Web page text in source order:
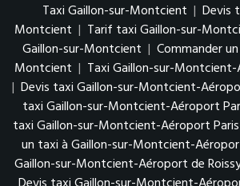
Taxi Gaillon-sur-Montcient | Devis
Montcient | Tarif taxi Gaillon-sur-
Gaillon-sur-Montcient | Commander
Montcient | Taxi Gaillon-sur-
| Devis taxi Gaillon-sur-Montcient-
taxi Gaillon-sur-Montcient-Aéroport
taxi Gaillon-sur-Montcient-Aéroport
un taxi à Gaillon-sur-Montcient-
Gaillon-sur-Montcient-Aéroport de